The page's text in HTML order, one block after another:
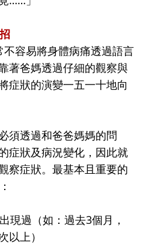
容易將身體病痛透過語言
著爸媽透過仔細的觀察與
症狀的演變一五一十地向
須透過和爸爸媽媽的問
症狀及病況變化，因此就
察症狀。最基本且重要的
現過（如：過去3個月，
以上）